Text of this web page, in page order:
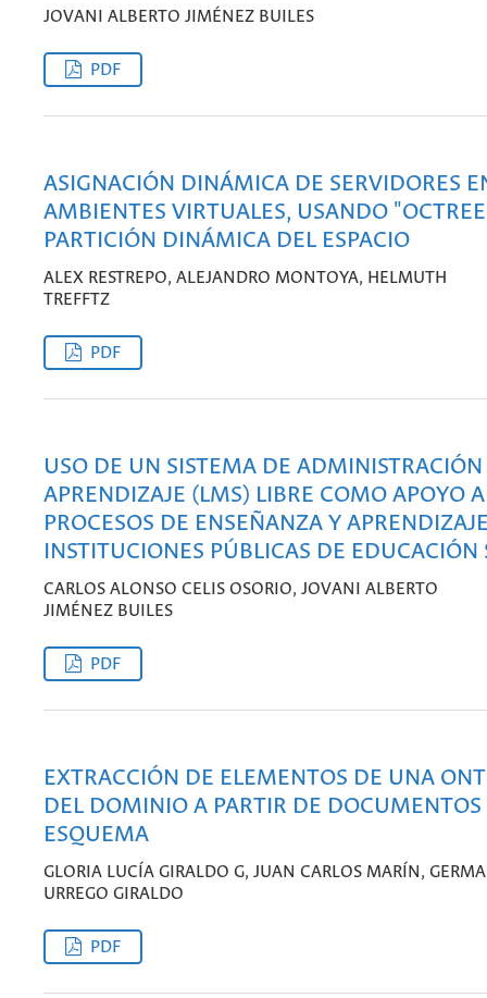
JOVANI ALBERTO JIMÉNEZ BUILES
PDF
ASIGNACIÓN DINÁMICA DE SERVIDORES
AMBIENTES VIRTUALES, USANDO
PARTICIÓN DINÁMICA DEL ESPACIO
ALEX RESTREPO, ALEJANDRO MONTOYA, HELMUTH
TREFFTZ
PDF
USO DE UN SISTEMA DE ADMINISTRACIÓN
APRENDIZAJE (LMS) LIBRE COMO APOYO
PROCESOS DE ENSEÑANZA Y
INSTITUCIONES PÚBLICAS DE EDUCACIÓN
CARLOS ALONSO CELIS OSORIO, JOVANI ALBERTO
JIMÉNEZ BUILES
PDF
EXTRACCIÓN DE ELEMENTOS DE UNA
DEL DOMINIO A PARTIR DE DOCUMENTOS
ESQUEMA
GLORIA LUCÍA GIRALDO G, JUAN CARLOS MARÍN,
URREGO GIRALDO
PDF